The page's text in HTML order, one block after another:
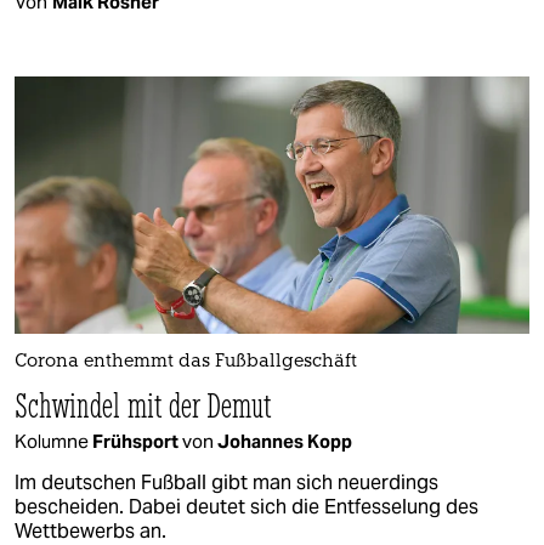
Corona enthemmt das Fußballgeschäft
Schwindel mit der Demut
Kolumne Frühsportvon Johannes Kopp
Im deutschen Fußball gibt man sich neuerdings
bescheiden. Dabei deutet sich die Entfesselung des
Wettbewerbs an.